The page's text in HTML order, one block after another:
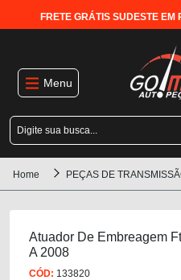
FRETE GRÁTIS SUDESTE
Menu
Home PEÇAS DE
Atuador De Embreagem
A 2008
CÓD: 133820